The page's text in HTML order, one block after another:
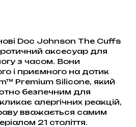
Doc Johnson The Cuffs
аксесуар для
з часом. Вони
і приємного на дотик
Premium Silicone, який
безпечним для
алергічних реакцій,
вважається самим
21 століття.